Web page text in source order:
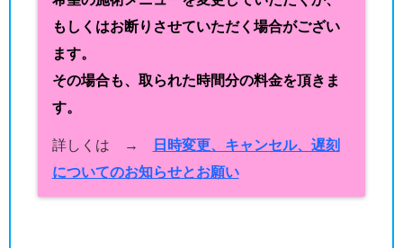
もしくはお断りさせていただく場合がござい
ます。
その場合も、取られた時間分の料金を頂きま
す。
詳しくは →
日時変更、キャンセル、遅刻
についてのお知らせとお願い